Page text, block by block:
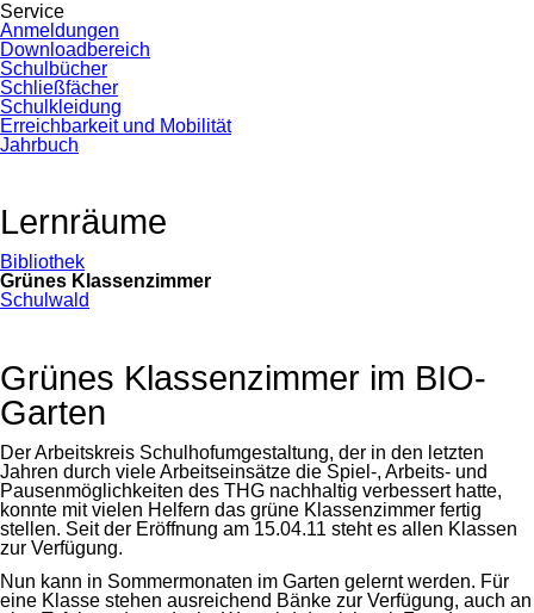
Service
Anmeldungen
Downloadbereich
Schulbücher
Schließfächer
Schulkleidung
Erreichbarkeit und Mobilität
Jahrbuch
Lernräume
Navigation
überspringen
Bibliothek
Grünes Klassenzimmer
Schulwald
Grünes Klassenzimmer im BIO-
Garten
Der Arbeitskreis Schulhofumgestaltung, der in den letzten
Jahren durch viele Arbeitseinsätze die Spiel-, Arbeits- und
Pausenmöglichkeiten des THG nachhaltig verbessert hatte,
konnte mit vielen Helfern das grüne Klassenzimmer fertig
stellen. Seit der Eröffnung am 15.04.11 steht es allen Klassen
zur Verfügung.
Nun kann in Sommermonaten im Garten gelernt werden. Für
eine Klasse stehen ausreichend Bänke zur Verfügung, auch an